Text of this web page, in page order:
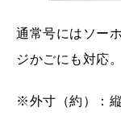
通常号にはソー
ジかごにも対応
※外寸（約）：